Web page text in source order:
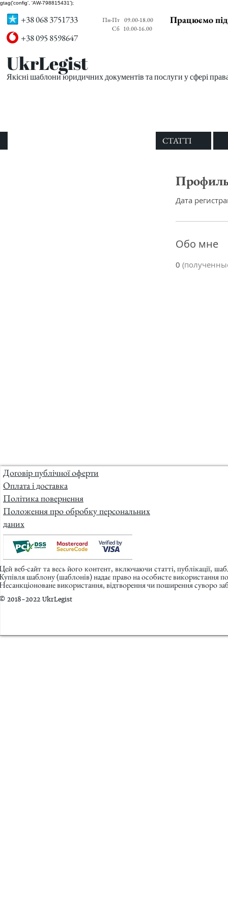
gtag('config', 'AW-798815431');
+38 068 3751733
+38 095 8598647
Пн-Пт
Сб
09.00-18.00
10.00-16.00
Працюємо
UkrLegist
Якісні шаблони юридичних документів та послуги у сфері
СТАТТІ
Дата
Обо мне
0
Договір публічної оферти
Оплата і доставка
Політика повернення
Положення про обробку персональних
даних
веб-сайт та весь його контент, включаючи статті, публікації,
шаблону (шаблонів) надає право на особисте використання
використання, відтворення чи поширення суворо
2018-2022 UkrLegist